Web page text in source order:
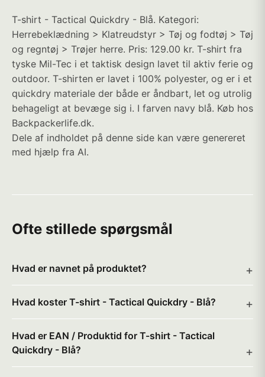
T-shirt - Tactical Quickdry - Blå. Kategori:
Herrebeklædning > Klatreudstyr > Tøj og fodtøj > Tøj
og regntøj > Trøjer herre. Pris: 129.00 kr. T-shirt fra
tyske Mil-Tec i et taktisk design lavet til aktiv ferie og
outdoor. T-shirten er lavet i 100% polyester, og er i et
quickdry materiale der både er åndbart, let og utrolig
behageligt at bevæge sig i. I farven navy blå. Køb hos
Backpackerlife.dk.
Dele af indholdet på denne side kan være genereret
med hjælp fra AI.
Ofte stillede spørgsmål
Hvad er navnet på produktet?
Hvad koster T-shirt - Tactical Quickdry - Blå?
Hvad er EAN / Produktid for T-shirt - Tactical
Quickdry - Blå?